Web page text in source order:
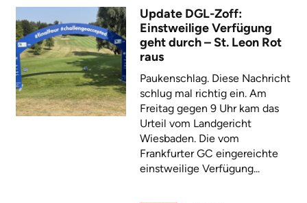
Update DGL-Zoff:
Einstweilige Verfügung
geht durch – St. Leon Rot
raus
Paukenschlag. Diese Nachricht
schlug mal richtig ein. Am
Freitag gegen 9 Uhr kam das
Urteil vom Landgericht
Wiesbaden. Die vom
Frankfurter GC eingereichte
einstweilige Verfügung...